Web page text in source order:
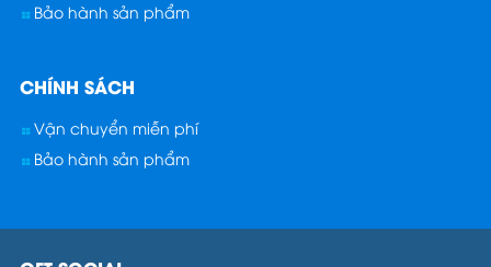
Bảo hành sản phẩm
CHÍNH SÁCH
Vận chuyển miễn phí
Bảo hành sản phẩm